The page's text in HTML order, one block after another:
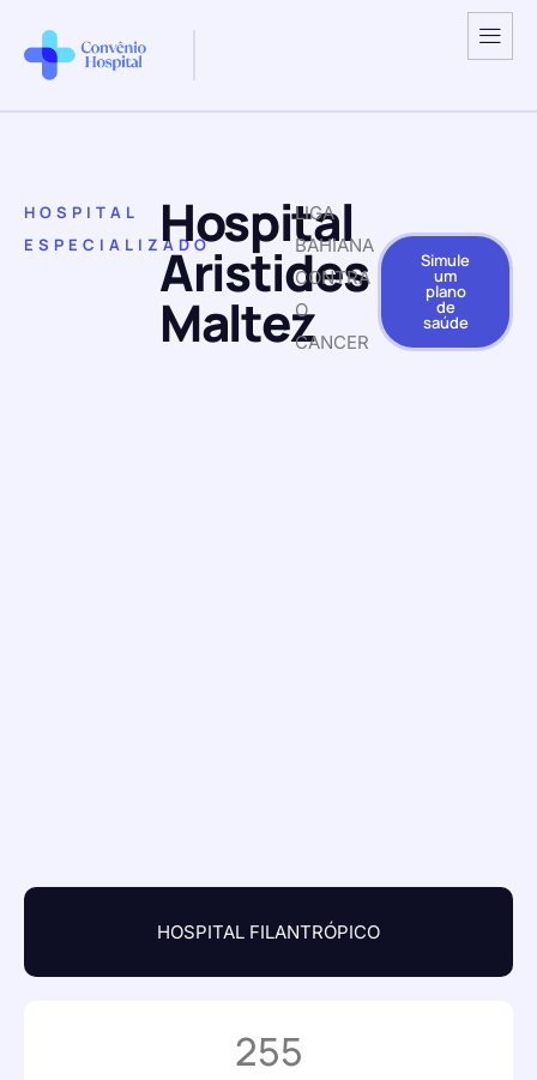
HOSPITAL
ESPECIALIZADOHospital
Aristides
Maltez
LIGA
BAHIANA
CONTRA
O
CANCER
Simule
um
plano
de
saúde
HOSPITAL FILANTRÓPICO
255